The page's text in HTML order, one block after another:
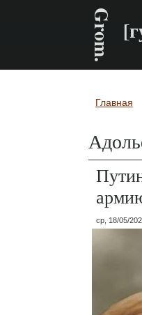
Grom.
Вы
Главная
ср, 18/05/